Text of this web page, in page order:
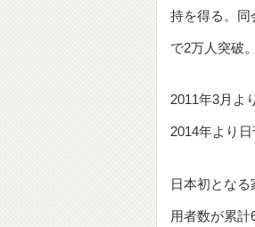
持を得る。同
で2万人突破。
2011年3月よ
2014年より
日本初とな
用者数が累計